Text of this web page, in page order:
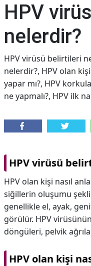
HPV
nelerdir?
HPV virüsü belirtileri
nelerdir?, HPV olan kişi
yapar mı?, HPV
ne yapmalı?, HPV ilk
HPV virüsü
HPV olan kişi nasıl
siğillerin oluşumu
genellikle el, ayak,
görülür. HPV
döngüleri, pelvik
HPV olan kişi